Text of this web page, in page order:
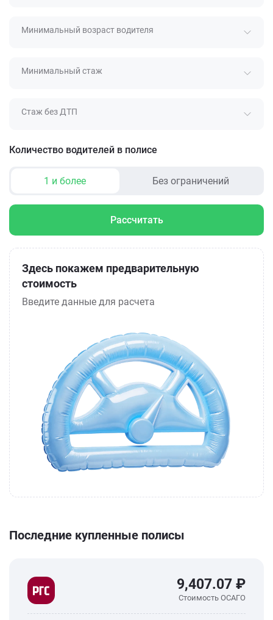
Минимальный возраст водителя
Минимальный стаж
Стаж без ДТП
Количество водителей в полисе
1 и более Без ограничений
Рассчитать
Здесь покажем предварительную
стоимость
Введите данные для расчета
Последние купленные полисы
9,407.07 ₽
Стоимость ОСАГО